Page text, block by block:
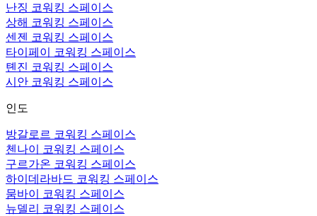
난징 코워킹 스페이스
상해 코워킹 스페이스
센젠 코워킹 스페이스
타이페이 코워킹 스페이스
톈진 코워킹 스페이스
시안 코워킹 스페이스
인도
방갈로르 코워킹 스페이스
첸나이 코워킹 스페이스
구르가온 코워킹 스페이스
하이데라바드 코워킹 스페이스
뭄바이 코워킹 스페이스
뉴델리 코워킹 스페이스